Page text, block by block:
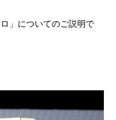
」についてのご説明で